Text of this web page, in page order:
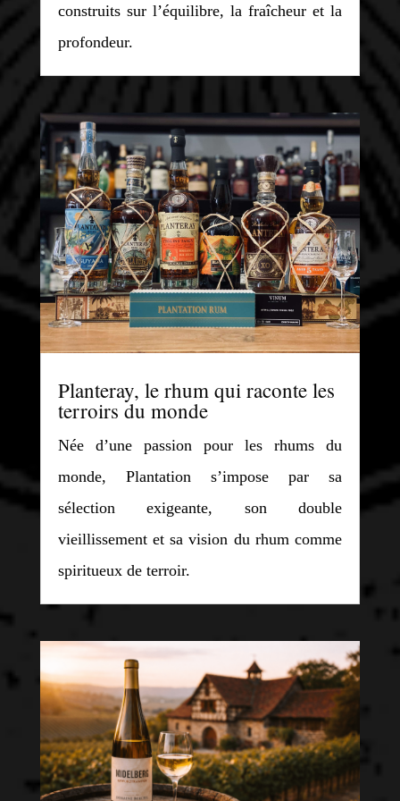
construits sur l’équilibre, la fraîcheur et la
profondeur.
Planteray, le rhum qui raconte les
terroirs du monde
Née d’une passion pour les rhums du
monde, Plantation s’impose par sa
sélection exigeante, son double
vieillissement et sa vision du rhum comme
spiritueux de terroir.